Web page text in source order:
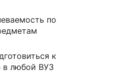
по
к
в любой ВУЗ